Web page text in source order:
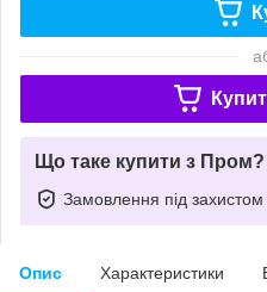
Що таке купити з Пром?
Замовлення під захистом
Опис Характеристики